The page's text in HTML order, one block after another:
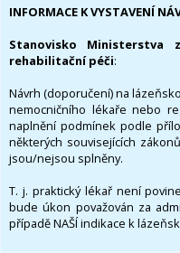
INFORMACE K VYSTAVENÍ
Stanovisko Ministerstva
rehabilitační péči:
Návrh (doporučení) na
nemocničního lékaře nebo
naplnění podmínek podle
některých souvisejících
jsou/nejsou splněny.
T. j. praktický lékař není
bude úkon považován za
případě NAŠÍ indikace k